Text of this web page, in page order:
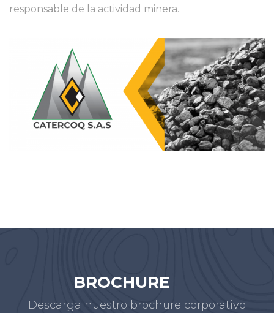
responsable de la actividad minera.
BROCHURE
Descarga nuestro brochure corporativo